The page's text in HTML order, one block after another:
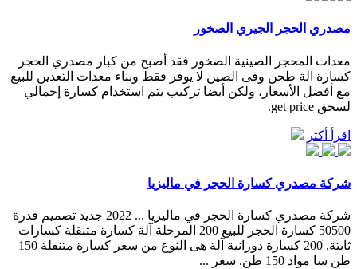
مصدري الحجر الجيري الصخور
معدات المحجر الصينية الصخور فقد أصبح من كبار مصدري الحجر
كسارة آلة طحن وفى الصين لا يوفر فقط وبناء معدات التعدين للبيع
مع أفضل الأسعار، ولكن أيضا تركيب يتم استخدام كسارة إجمالي
لسحق get price.
اقرأ أكثر
شركة مصدري كسارة الحجر في ماليزيا
شركة مصدري كسارة الحجر في ماليزيا ... 2022 جديد تصميم قدرة
50500 كسارة الحجر للبيع 200 المرحلة آلة كسارة متنقلة كسارات
ثابتة, 200 كسارة دورانية آلة هى النوع من سعر كسارة متنقلة 150
طن سا مواد 150 طن. سعر ...